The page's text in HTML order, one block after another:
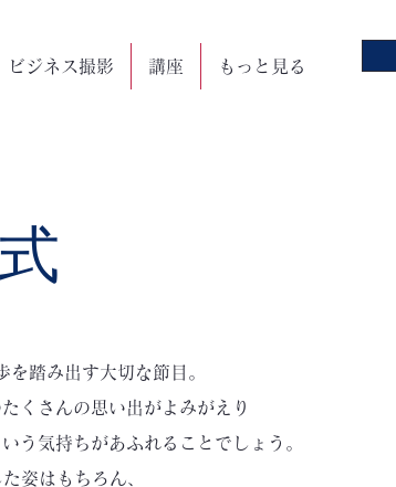
ビジネス撮影 講座 もっと見る
踏み出す大切な節目。
くさんの思い出がよみがえり
う気持ちがあふれることでしょう。
姿はもちろん、